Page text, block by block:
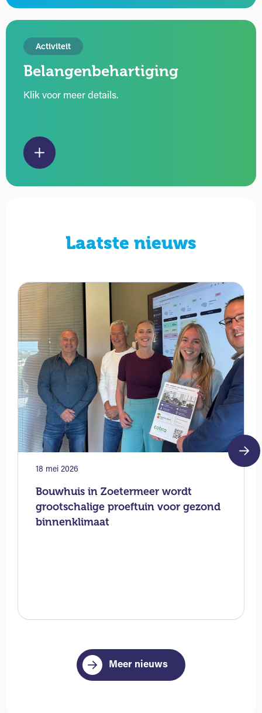
Activiteit
Belangenbehartiging
Klik voor meer details.
Laatste nieuws
18 mei 2026
Bouwhuis in Zoetermeer wordt
grootschalige proeftuin voor gezond
binnenklimaat
Meer nieuws